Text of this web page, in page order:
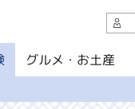
・お土産
グルメ・お土産